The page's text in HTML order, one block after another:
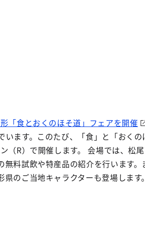
「食とおくのほそ道」フェアを開催
ます。このたび、「食」と「おく
（R）で開催します。 会場では、松
料試飲や特産品の紹介を行います
のご当地キャラクターも登場します。